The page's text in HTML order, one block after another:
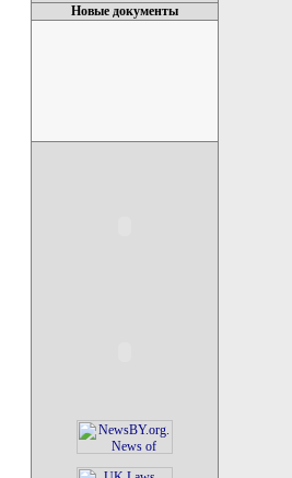
Новые документы